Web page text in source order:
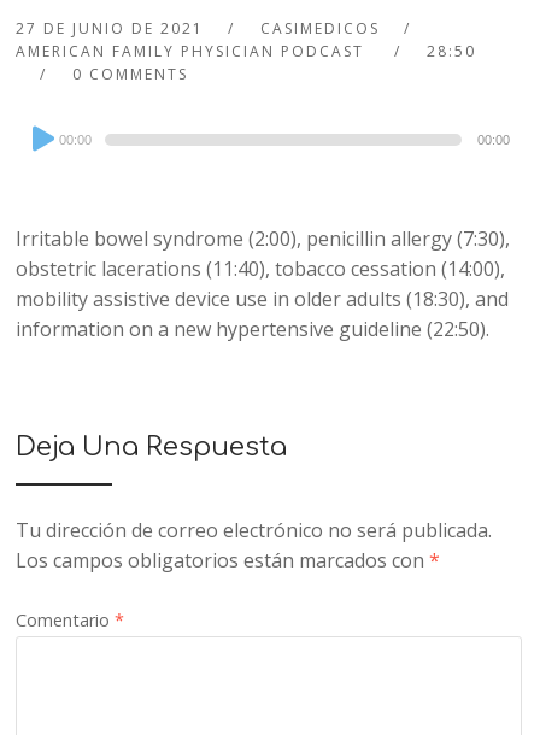
27 DE JUNIO DE 2021
CASIMEDICOS
AMERICAN FAMILY PHYSICIAN PODCAST
28:50
0 COMMENTS
Audio
Player
00:00 00:00
Irritable bowel syndrome (2:00), penicillin allergy (7:30),
obstetric lacerations (11:40), tobacco cessation (14:00),
mobility assistive device use in older adults (18:30), and
information on a new hypertensive guideline (22:50).
Deja Una Respuesta
Tu dirección de correo electrónico no será publicada.
Los campos obligatorios están marcados con*
Comentario*